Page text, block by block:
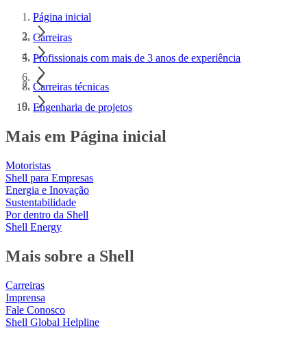
Página inicial
Carreiras
Profissionais com mais de 3 anos de experiência
Carreiras técnicas
Engenharia de projetos
Mais em Página inicial
Motoristas
Shell para Empresas
Energia e Inovação
Sustentabilidade
Por dentro da Shell
Shell Energy
Mais sobre a Shell
Carreiras
Imprensa
Fale Conosco
Shell Global Helpline